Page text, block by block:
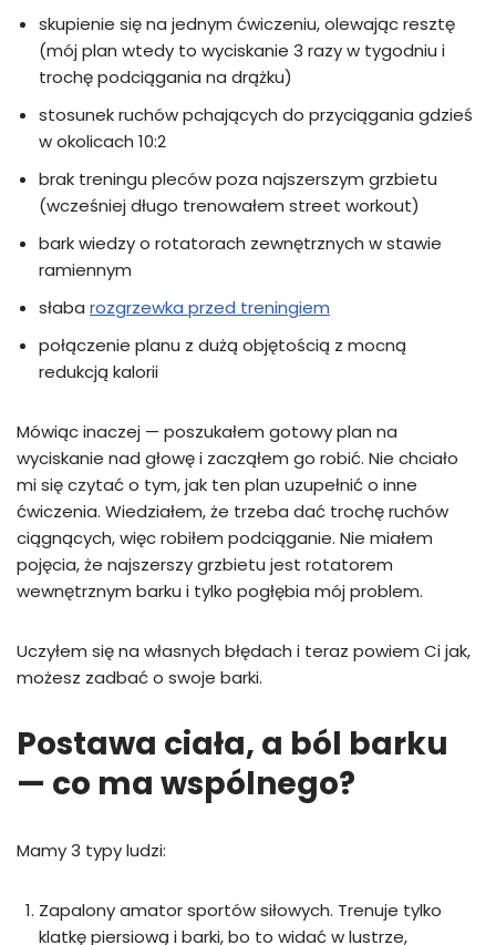
skupienie się na jednym ćwiczeniu, olewając resztę
(mój plan wtedy to wyciskanie 3 razy w tygodniu i
trochę podciągania na drążku)
stosunek ruchów pchających do przyciągania gdzieś
w okolicach 10:2
brak treningu pleców poza najszerszym grzbietu
(wcześniej długo trenowałem street workout)
bark wiedzy o rotatorach zewnętrznych w stawie
ramiennym
słaba rozgrzewka przed treningiem
połączenie planu z dużą objętością z mocną
redukcją kalorii
Mówiąc inaczej — poszukałem gotowy plan na
wyciskanie nad głowę i zacząłem go robić. Nie chciało
mi się czytać o tym, jak ten plan uzupełnić o inne
ćwiczenia. Wiedziałem, że trzeba dać trochę ruchów
ciągnących, więc robiłem podciąganie. Nie miałem
pojęcia, że najszerszy grzbietu jest rotatorem
wewnętrznym barku i tylko pogłębia mój problem.
Uczyłem się na własnych błędach i teraz powiem Ci jak,
możesz zadbać o swoje barki.
Postawa ciała, a ból barku
— co ma wspólnego?
Mamy 3 typy ludzi:
Zapalony amator sportów siłowych. Trenuje tylko
klatkę piersiową i barki, bo to widać w lustrze,